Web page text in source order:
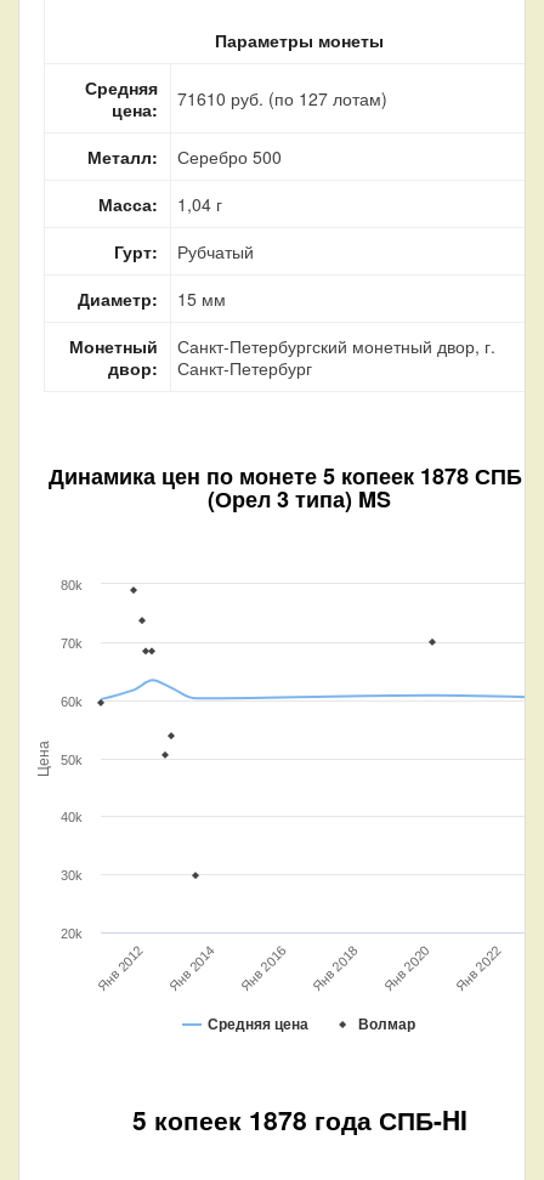
Параметры монеты
Средняя
цена:
71610 руб. (по 127 лотам)
Металл:
Серебро 500
Масса:
1,04 г
Гурт:
Рубчатый
Диаметр:
15 мм
Монетный
двор:
Санкт-Петербургский монетный двор, г.
Санкт-Петербург
Динамика цен по монете5 копеек 1878 СПБ
(Орел 3 типа) MS
Цена
Средняя цена Волмар
Янв 2012 Янв 2014 Янв 2016 Янв 2018 Янв 2020 Янв 2022
20k
30k
40k
50k
60k
70k
80k
5 копеек 1878 года СПБ-HI